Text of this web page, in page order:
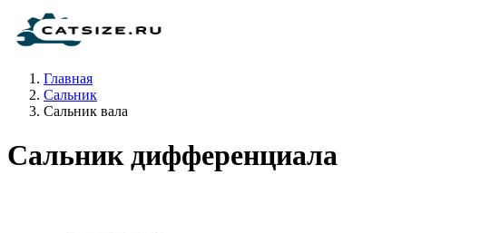
Главная
Сальник
Сальник вала
Сальник дифференциала